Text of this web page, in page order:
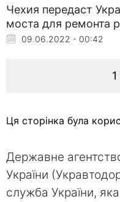
Чехия передаст
моста для ремонта
09.06.2022 - 00:42
Ця сторінка була
Державне
України
служба України,